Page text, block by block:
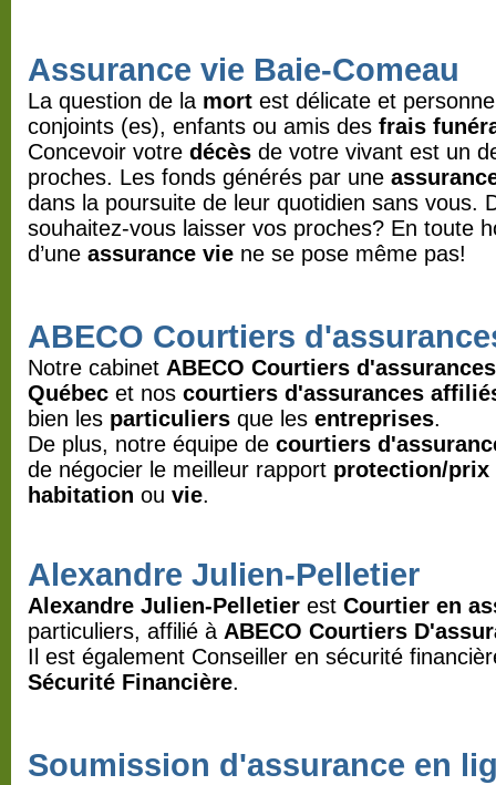
Assurance vie Baie-Comeau
La question de la mort est délicate et
conjoints (es), enfants ou amis des frais
Concevoir votre décès de votre vivant est un
proches. Les fonds générés par une
dans la poursuite de leur quotidien sans vous.
souhaitez-vous laisser vos proches? En toute
d’une assurance vie ne se pose même pas!
ABECO Courtiers
Notre cabinet ABECO Courtiers
Québec et nos courtiers d'assurances
bien les particuliers que les entreprises.
De plus, notre équipe de courtiers
de négocier le meilleur rapport protection/prix
habitation ou vie.
Alexandre Julien-Pelletier
Alexandre Julien-Pelletier est Courtier en
particuliers, affilié à ABECO Courtiers
Il est également Conseiller en sécurité
Sécurité Financière.
Soumission d'assurance en